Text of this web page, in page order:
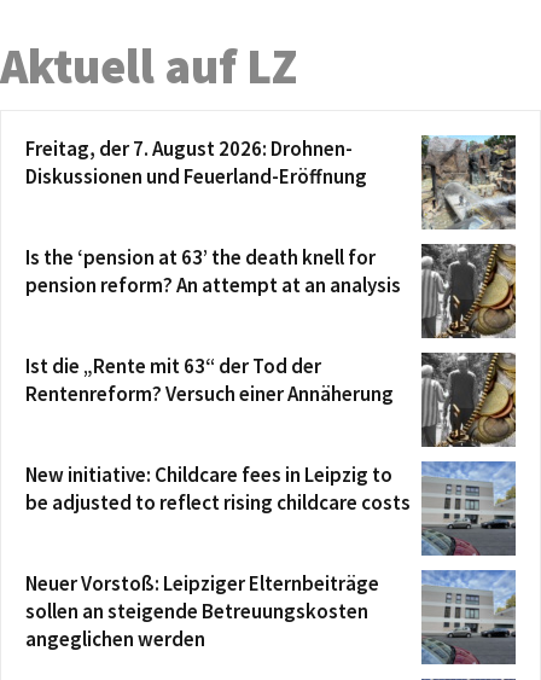
Aktuell auf LZ
Freitag, der 7. August 2026: Drohnen-
Diskussionen und Feuerland-Eröffnung
Is the ‘pension at 63’ the death knell for
pension reform? An attempt at an analysis
Ist die „Rente mit 63“ der Tod der
Rentenreform? Versuch einer Annäherung
New initiative: Childcare fees in Leipzig to
be adjusted to reflect rising childcare costs
Neuer Vorstoß: Leipziger Elternbeiträge
sollen an steigende Betreuungskosten
angeglichen werden